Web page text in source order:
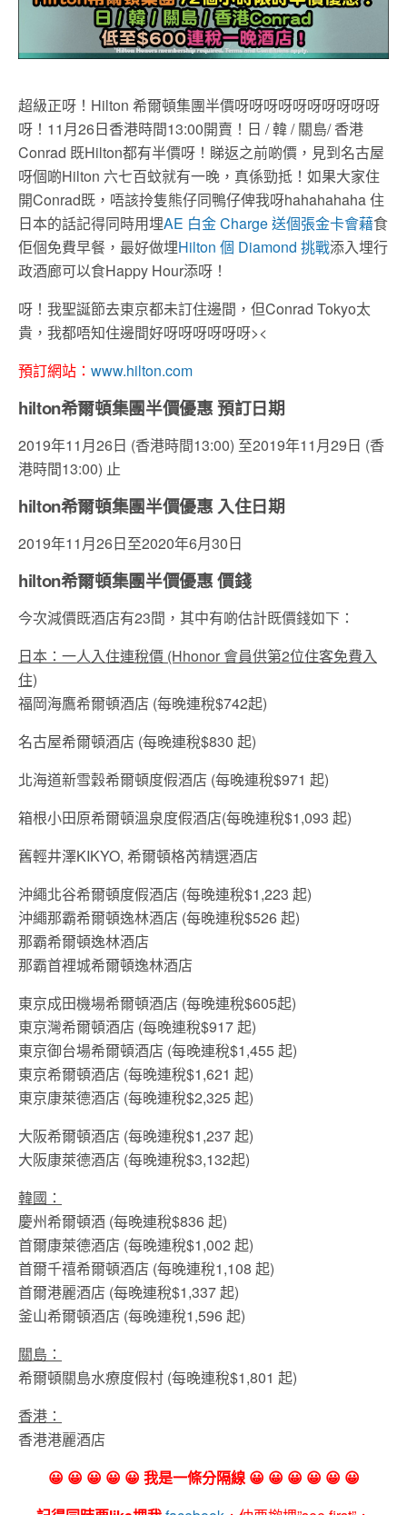
超級正呀！Hilton 希爾頓集團半價呀呀呀呀呀呀呀呀呀呀
呀！11月26日香港時間13:00開賣！日 / 韓 / 關島/ 香港
Conrad 既Hilton都有半價呀！睇返之前啲價，見到名古屋
呀個啲Hilton 六七百蚊就有一晚，真係勁抵！如果大家住
開Conrad既，唔該拎隻熊仔同鴨仔俾我呀hahahahaha 住
日本的話記得同時用埋AE 白金 Charge 送個張金卡會藉食
佢個免費早餐，最好做埋Hilton 個 Diamond 挑戰添入埋行
政酒廊可以食Happy Hour添呀！
呀！我聖誕節去東京都未訂住邊間，但Conrad Tokyo太
貴，我都唔知住邊間好呀呀呀呀呀呀><
預訂網站： www.hilton.com
hilton希爾頓集團半價優惠 預訂日期
2019年11月26日 (香港時間13:00) 至2019年11月29日 (香
港時間13:00) 止
hilton希爾頓集團半價優惠 入住日期
2019年11月26日至2020年6月30日
hilton希爾頓集團半價優惠 價錢
今次減價既酒店有23間，其中有啲估計既價錢如下：
日本：一人入住連稅價 (Hhonor 會員供第2位住客免費入
住)
福岡海鷹希爾頓酒店 (每晚連稅$742起)
名古屋希爾頓酒店 (每晚連稅$830 起)
北海道新雪穀希爾頓度假酒店 (每晚連稅$971 起)
箱根小田原希爾頓溫泉度假酒店(每晚連稅$1,093 起)
舊輕井澤KIKYO, 希爾頓格芮精選酒店
沖繩北谷希爾頓度假酒店 (每晚連稅$1,223 起)
沖繩那霸希爾頓逸林酒店 (每晚連稅$526 起)
那霸希爾頓逸林酒店
那霸首裡城希爾頓逸林酒店
東京成田機場希爾頓酒店 (每晚連稅$605起)
東京灣希爾頓酒店 (每晚連稅$917 起)
東京御台場希爾頓酒店 (每晚連稅$1,455 起)
東京希爾頓酒店 (每晚連稅$1,621 起)
東京康萊德酒店 (每晚連稅$2,325 起)
大阪希爾頓酒店 (每晚連稅$1,237 起)
大阪康萊德酒店 (每晚連稅$3,132起)
韓國：
慶州希爾頓酒 (每晚連稅$836 起)
首爾康萊德酒店 (每晚連稅$1,002 起)
首爾千禧希爾頓酒店 (每晚連稅1,108 起)
首爾港麗酒店 (每晚連稅$1,337 起)
釜山希爾頓酒店 (每晚連稅1,596 起)
關島：
希爾頓關島水療度假村 (每晚連稅$1,801 起)
香港：
香港港麗酒店
😀 😀 😀 😀 😀 我是一條分隔線 😀 😀 😀 😀 😀 😀